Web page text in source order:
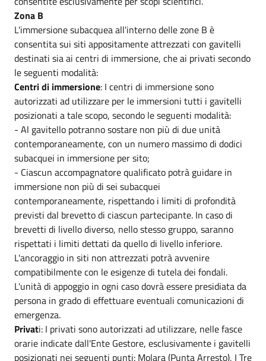
Zona B
L'immersione subacquea all'interno delle zone B è
consentita sui siti appositamente attrezzati con gavitelli
destinati sia ai centri di immersione, che ai privati secondo
le seguenti modalità:
Centri di immersione: I centri di immersione sono
autorizzati ad utilizzare per le immersioni tutti i gavitelli
posizionati a tale scopo, secondo le seguenti modalità:
- Al gavitello potranno sostare non più di due unità
contemporaneamente, con un numero massimo di dodici
subacquei in immersione per sito;
- Ciascun accompagnatore qualificato potrà guidare in
immersione non più di sei subacquei
contemporaneamente, rispettando i limiti di profondità
previsti dal brevetto di ciascun partecipante. In caso di
brevetti di livello diverso, nello stesso gruppo, saranno
rispettati i limiti dettati da quello di livello inferiore.
L'ancoraggio in siti non attrezzati potrà avvenire
compatibilmente con le esigenze di tutela dei fondali.
L'unità di appoggio in ogni caso dovrà essere presidiata da
persona in grado di effettuare eventuali comunicazioni di
emergenza.
Privati: I privati sono autorizzati ad utilizzare, nelle fasce
orarie indicate dall'Ente Gestore, esclusivamente i gavitelli
posizionati nei seguenti punti: Molara (Punta Arresto), I Tre